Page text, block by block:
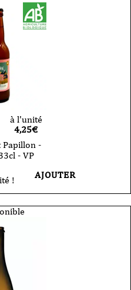
à l'unité
4,25€
Papillon -
- VP
! AJOUTER